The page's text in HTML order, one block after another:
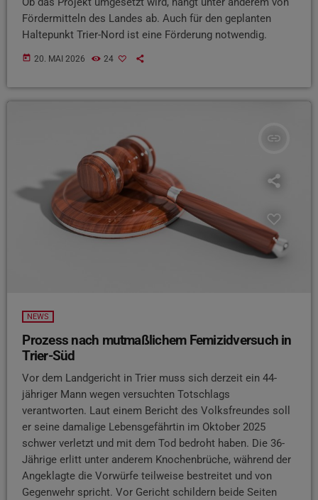
Fördermitteln des Landes ab. Auch für den geplanten
Haltepunkt Trier-Nord ist eine Förderung notwendig.
today 20. MAI 2026 24
insert_link
NEWS
Prozess nach mutmaßlichem Femizidversuch in
Trier-Süd
Vor dem Landgericht in Trier muss sich derzeit ein 44-
jähriger Mann wegen versuchten Totschlags
verantworten. Laut einem Bericht des Volksfreundes soll
er seine damalige Lebensgefährtin im Oktober 2025
schwer verletzt und mit dem Tod bedroht haben. Die 36-
Jährige erlitt unter anderem Knochenbrüche, während der
Angeklagte die Vorwürfe teilweise bestreitet und von
Gegenwehr spricht. Vor Gericht schildern beide Seiten